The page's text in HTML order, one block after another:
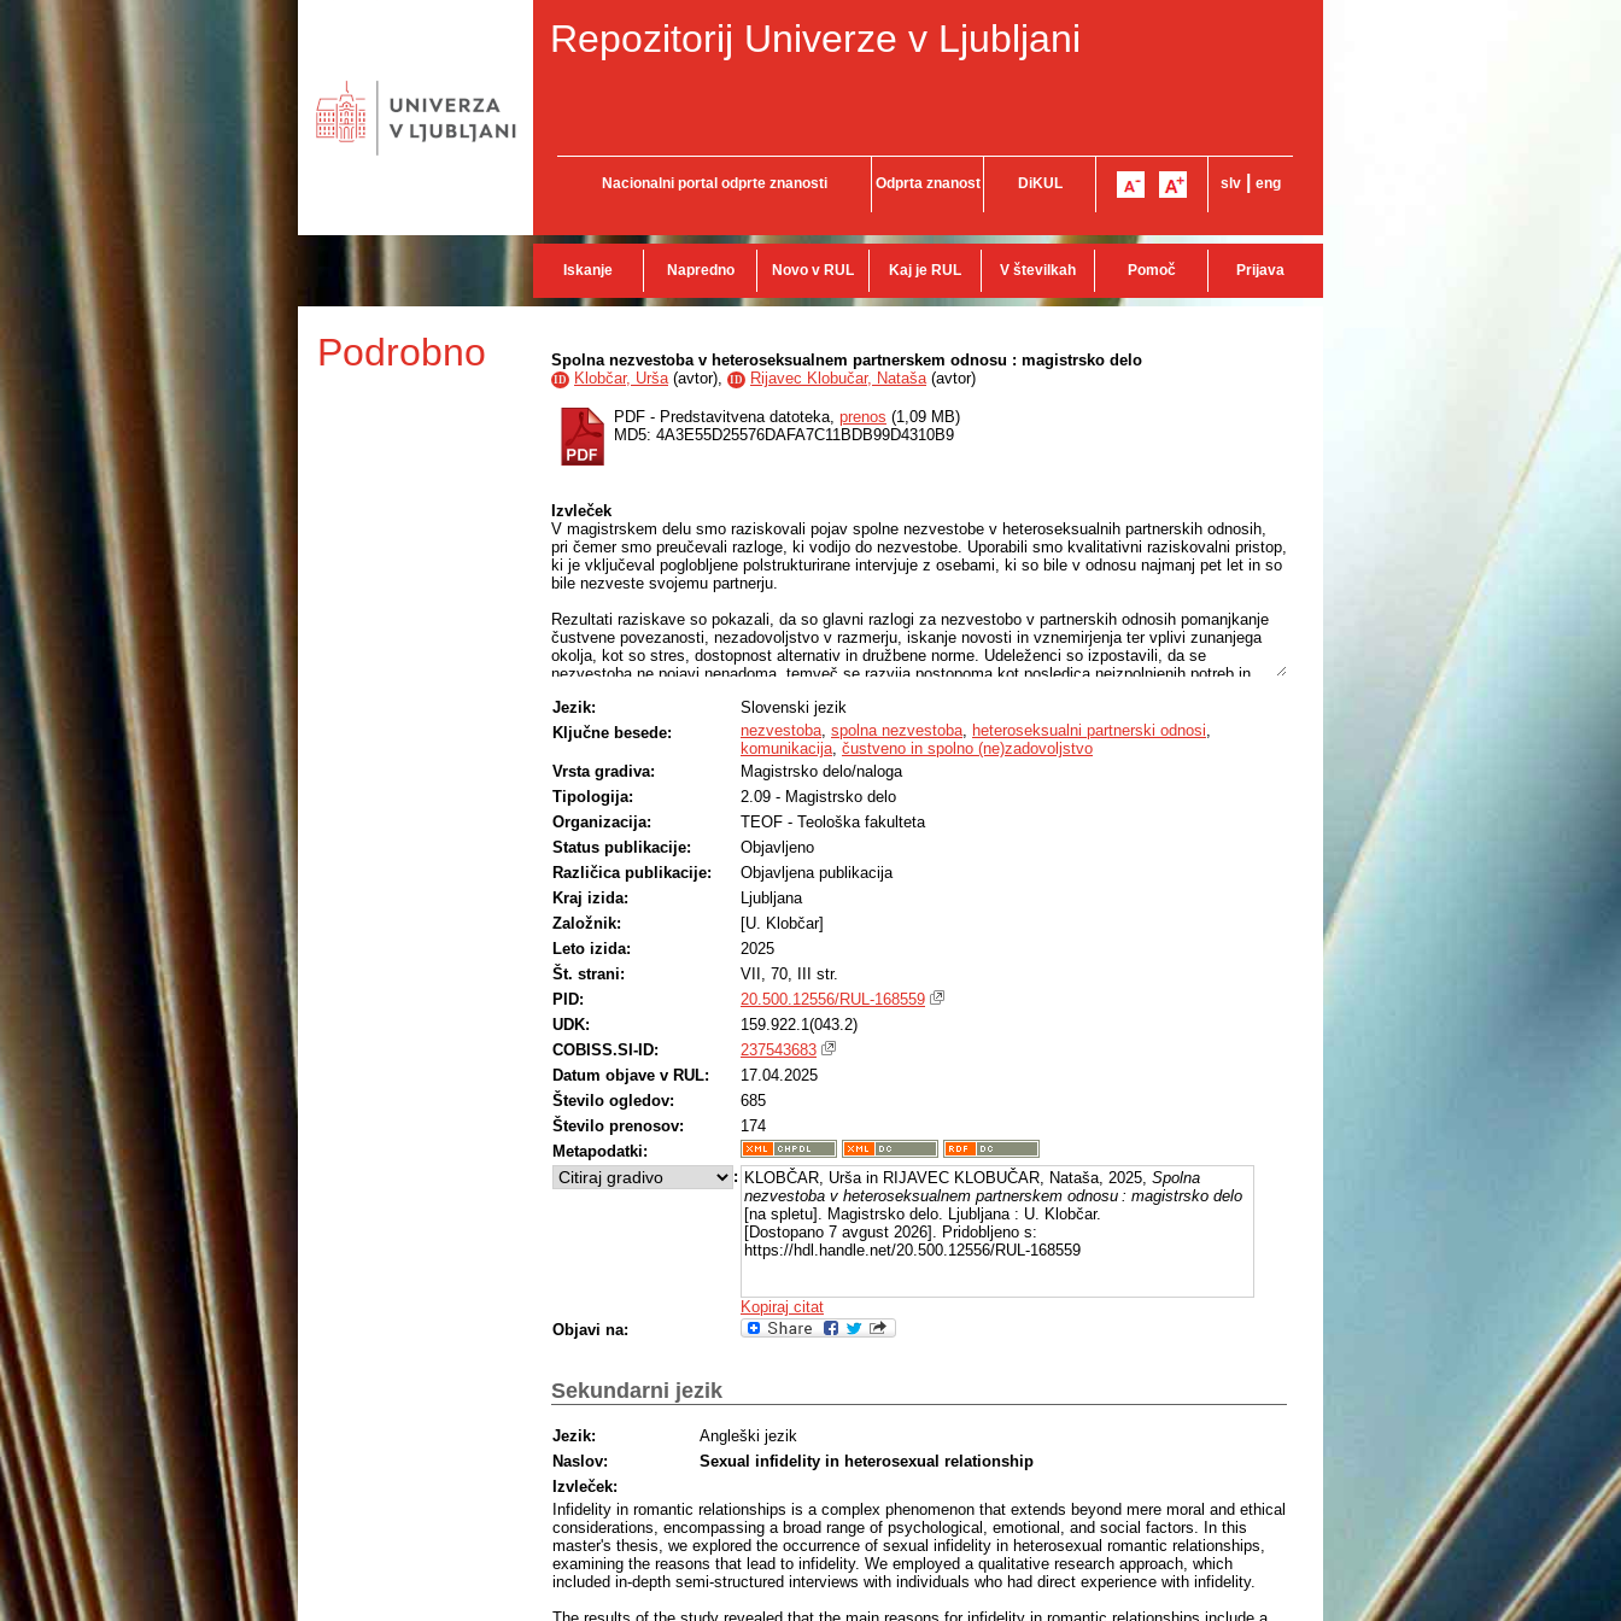
Repozitorij Univerze v Ljubljani
Nacionalni portal odprte znanosti Odprta znanost DiKUL slv eng
Iskanje Napredno Novo v RUL Kaj je RUL V številkah Pomoč Prijava
Podrobno Spolna nezvestoba v heteroseksualnem partnerskem odnosu : magistrsko delo
ID Klobčar, Urša(avtor), ID Rijavec Klobučar, Nataša(avtor)
PDF - Predstavitvena datoteka, prenos (1,09 MB)
MD5: 4A3E55D25576DAFA7C11BDB99D4310B9
Izvleček
V magistrskem delu smo raziskovali pojav spolne nezvestobe v heteroseksualnih partnerskih odnosih,
pri čemer smo preučevali razloge, ki vodijo do nezvestobe. Uporabili smo kvalitativni raziskovalni pristop,
ki je vključeval poglobljene polstrukturirane intervjuje z osebami, ki so bile v odnosu najmanj pet let in so
bile nezveste svojemu partnerju.
Rezultati raziskave so pokazali, da so glavni razlogi za nezvestobo v partnerskih odnosih pomanjkanje
čustvene povezanosti, nezadovoljstvo v razmerju, iskanje novosti in vznemirjenja ter vplivi zunanjega
okolja, kot so stres, dostopnost alternativ in družbene norme. Udeleženci so izpostavili, da se
nezvestoba ne pojavi nenadoma, temveč se razvija postopoma kot posledica neizpolnjenih potreb in
nezvestobe pomembno vlogo spol, kulturni dejavniki in osebnostne značilnosti posameznika.
Raziskava je pokazala tudi medgeneracijski vpliv nezvestobe. Udeleženci, ki so v otroštvu doživljali
nezvestobo pri svojih starših, so bili v odraslih odnosih pogosto dovzetnejši za ponavljanje teh vzorcev,
bodisi kot tisti, ki so prevarali, bodisi kot tisti, ki so doživljali večji strah pred nezvestobo. Poudarjen je bil
tudi vpliv sodobnih tehnologij, ki olajšujejo vzpostavljanje zunajpartnerskih odnosov in brišejo meje med
čustveno in telesno nezvestobo.
Kljub bolečini in izzivom, ki jih prinaša nezvestoba, so se nekateri posamezniki iz izkušnje naučili
pomembnih lekcij o sebi in svojih odnosih.
Raziskava je potrdila, da je nezvestoba v partnerskih odnosih kompleksen pojav, ki sega onkraj zgolj
moralnih in etičnih vidikov ter vključuje širok spekter psiholoških, čustvenih in družbenih dejavnikov.
Jezik:
Slovenski jezik
Ključne besede:
nezvestoba, spolna nezvestoba, heteroseksualni partnerski odnosi,
komunikacija, čustveno in spolno (ne)zadovoljstvo
Vrsta gradiva:
Magistrsko delo/naloga
Tipologija:
2.09 - Magistrsko delo
Organizacija:
TEOF - Teološka fakulteta
Status publikacije:
Objavljeno
Različica publikacije:
Objavljena publikacija
Kraj izida:
Ljubljana
Založnik:
[U. Klobčar]
Leto izida:
2025
Št. strani:
VII, 70, III str.
PID:
20.500.12556/RUL-168559
UDK:
159.922.1(043.2)
COBISS.SI-ID:
237543683
Datum objave v RUL:
17.04.2025
Število ogledov:
685
Število prenosov:
174
Metapodatki:
: KLOBČAR, Urša in RIJAVEC KLOBUČAR, Nataša, 2025, Spolna
nezvestoba v heteroseksualnem partnerskem odnosu : magistrsko delo
[na spletu]. Magistrsko delo. Ljubljana : U. Klobčar.
[Dostopano 7 avgust 2026]. Pridobljeno s:
https://hdl.handle.net/20.500.12556/RUL-168559
Kopiraj citat
Objavi na:
Sekundarni jezik
Jezik:
Angleški jezik
Naslov:
Sexual infidelity in heterosexual relationship
Izvleček:
Infidelity in romantic relationships is a complex phenomenon that extends beyond mere moral and ethical
considerations, encompassing a broad range of psychological, emotional, and social factors. In this
master's thesis, we explored the occurrence of sexual infidelity in heterosexual romantic relationships,
examining the reasons that lead to infidelity. We employed a qualitative research approach, which
included in-depth semi-structured interviews with individuals who had direct experience with infidelity.